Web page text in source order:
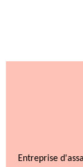
Entreprise